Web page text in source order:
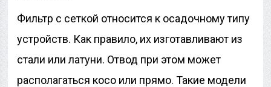
Фильтр с сеткой относится к осадочному типу
устройств. Как правило, их изготавливают из
стали или латуни. Отвод при этом может
располагаться косо или прямо. Такие модели